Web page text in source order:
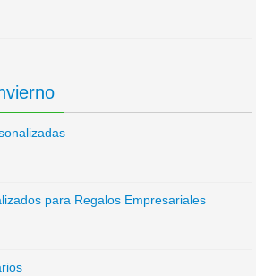
para Regalos Empresariales